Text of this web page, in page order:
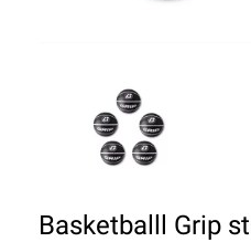
Basketballl Grip